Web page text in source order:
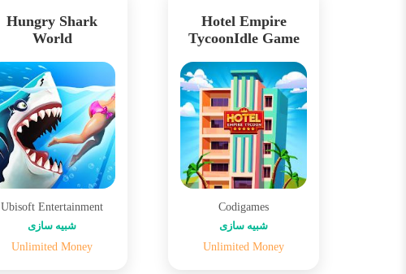
Hotel Empire
TycoonIdle Game
Codigames
شبیه سازی
Unlimited Money
Hungry Shark
World
Ubisoft Entertainment
شبیه سازی
Unlimited Money